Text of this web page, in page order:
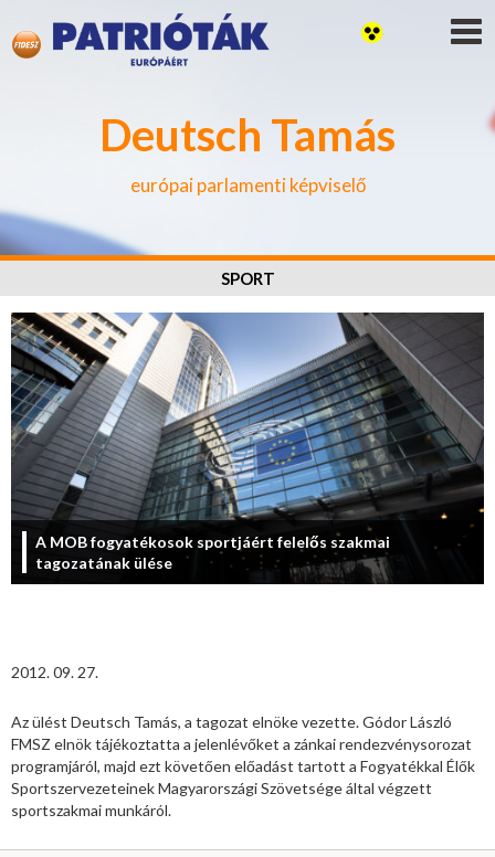
Deutsch Tamás
európai parlamenti képviselő
SPORT
A MOB fogyatékosok sportjáért felelős szakmai
tagozatának ülése
2012. 09. 27.
Az ülést Deutsch Tamás, a tagozat elnöke vezette. Gódor László
FMSZ elnök tájékoztatta a jelenlévőket a zánkai rendezvénysorozat
programjáról, majd ezt követően előadást tartott a Fogyatékkal Élők
Sportszervezeteinek Magyarországi Szövetsége által végzett
sportszakmai munkáról.